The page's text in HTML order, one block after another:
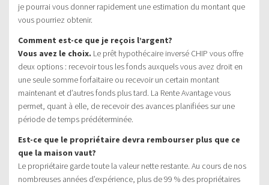
je pourrai vous donner rapidement une estimation du montant que
vous pourriez obtenir.
Comment est-ce que je reçois l’argent?
Vous avez le choix. Le prêt hypothécaire inversé CHIP vous offre
deux options : recevoir tous les fonds auxquels vous avez droit en
une seule somme forfaitaire ou recevoir un certain montant
maintenant et d’autres fonds plus tard. La Rente Avantage vous
permet, quant à elle, de recevoir des avances planifiées sur une
période de temps prédéterminée.
Est-ce que le propriétaire devra rembourser plus que ce
que la maison vaut?
Le propriétaire garde toute la valeur nette restante. Au cours de nos
nombreuses années d’expérience, plus de 99 % des propriétaires